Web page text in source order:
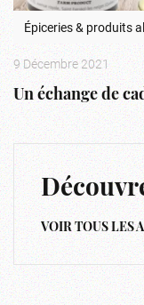
Épiceries & produits
9 Décembre 2021
Un échange de
VOIR TOUS LES